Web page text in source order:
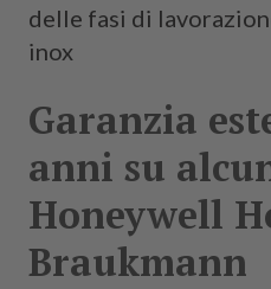
delle fasi di
inox
Garanzia
anni su
Honeywell
Braukmann